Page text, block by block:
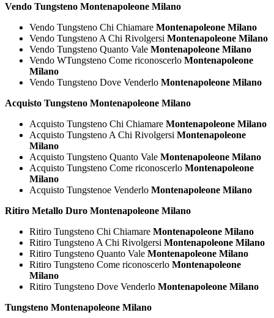
Vendo Tungsteno Montenapoleone Milano
Vendo Tungsteno Chi Chiamare Montenapoleone Milano
Vendo Tungsteno A Chi Rivolgersi Montenapoleone Milano
Vendo Tungsteno Quanto Vale Montenapoleone Milano
Vendo WTungsteno Come riconoscerlo Montenapoleone
Milano
Vendo Tungsteno Dove Venderlo Montenapoleone Milano
Acquisto Tungsteno Montenapoleone Milano
Acquisto Tungsteno Chi Chiamare Montenapoleone Milano
Acquisto Tungsteno A Chi Rivolgersi Montenapoleone
Milano
Acquisto Tungsteno Quanto Vale Montenapoleone Milano
Acquisto Tungsteno Come riconoscerlo Montenapoleone
Milano
Acquisto Tungstenoe Venderlo Montenapoleone Milano
Ritiro Metallo Duro Montenapoleone Milano
Ritiro Tungsteno Chi Chiamare Montenapoleone Milano
Ritiro Tungsteno A Chi Rivolgersi Montenapoleone Milano
Ritiro Tungsteno Quanto Vale Montenapoleone Milano
Ritiro Tungsteno Come riconoscerlo Montenapoleone
Milano
Ritiro Tungsteno Dove Venderlo Montenapoleone Milano
Tungsteno Montenapoleone Milano